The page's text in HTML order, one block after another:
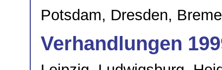
Potsdam, Dresden,
Verhandlungen